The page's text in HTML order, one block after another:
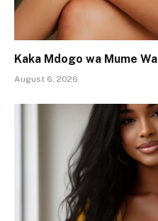
Kaka Mdogo wa Mume
August 6, 2026